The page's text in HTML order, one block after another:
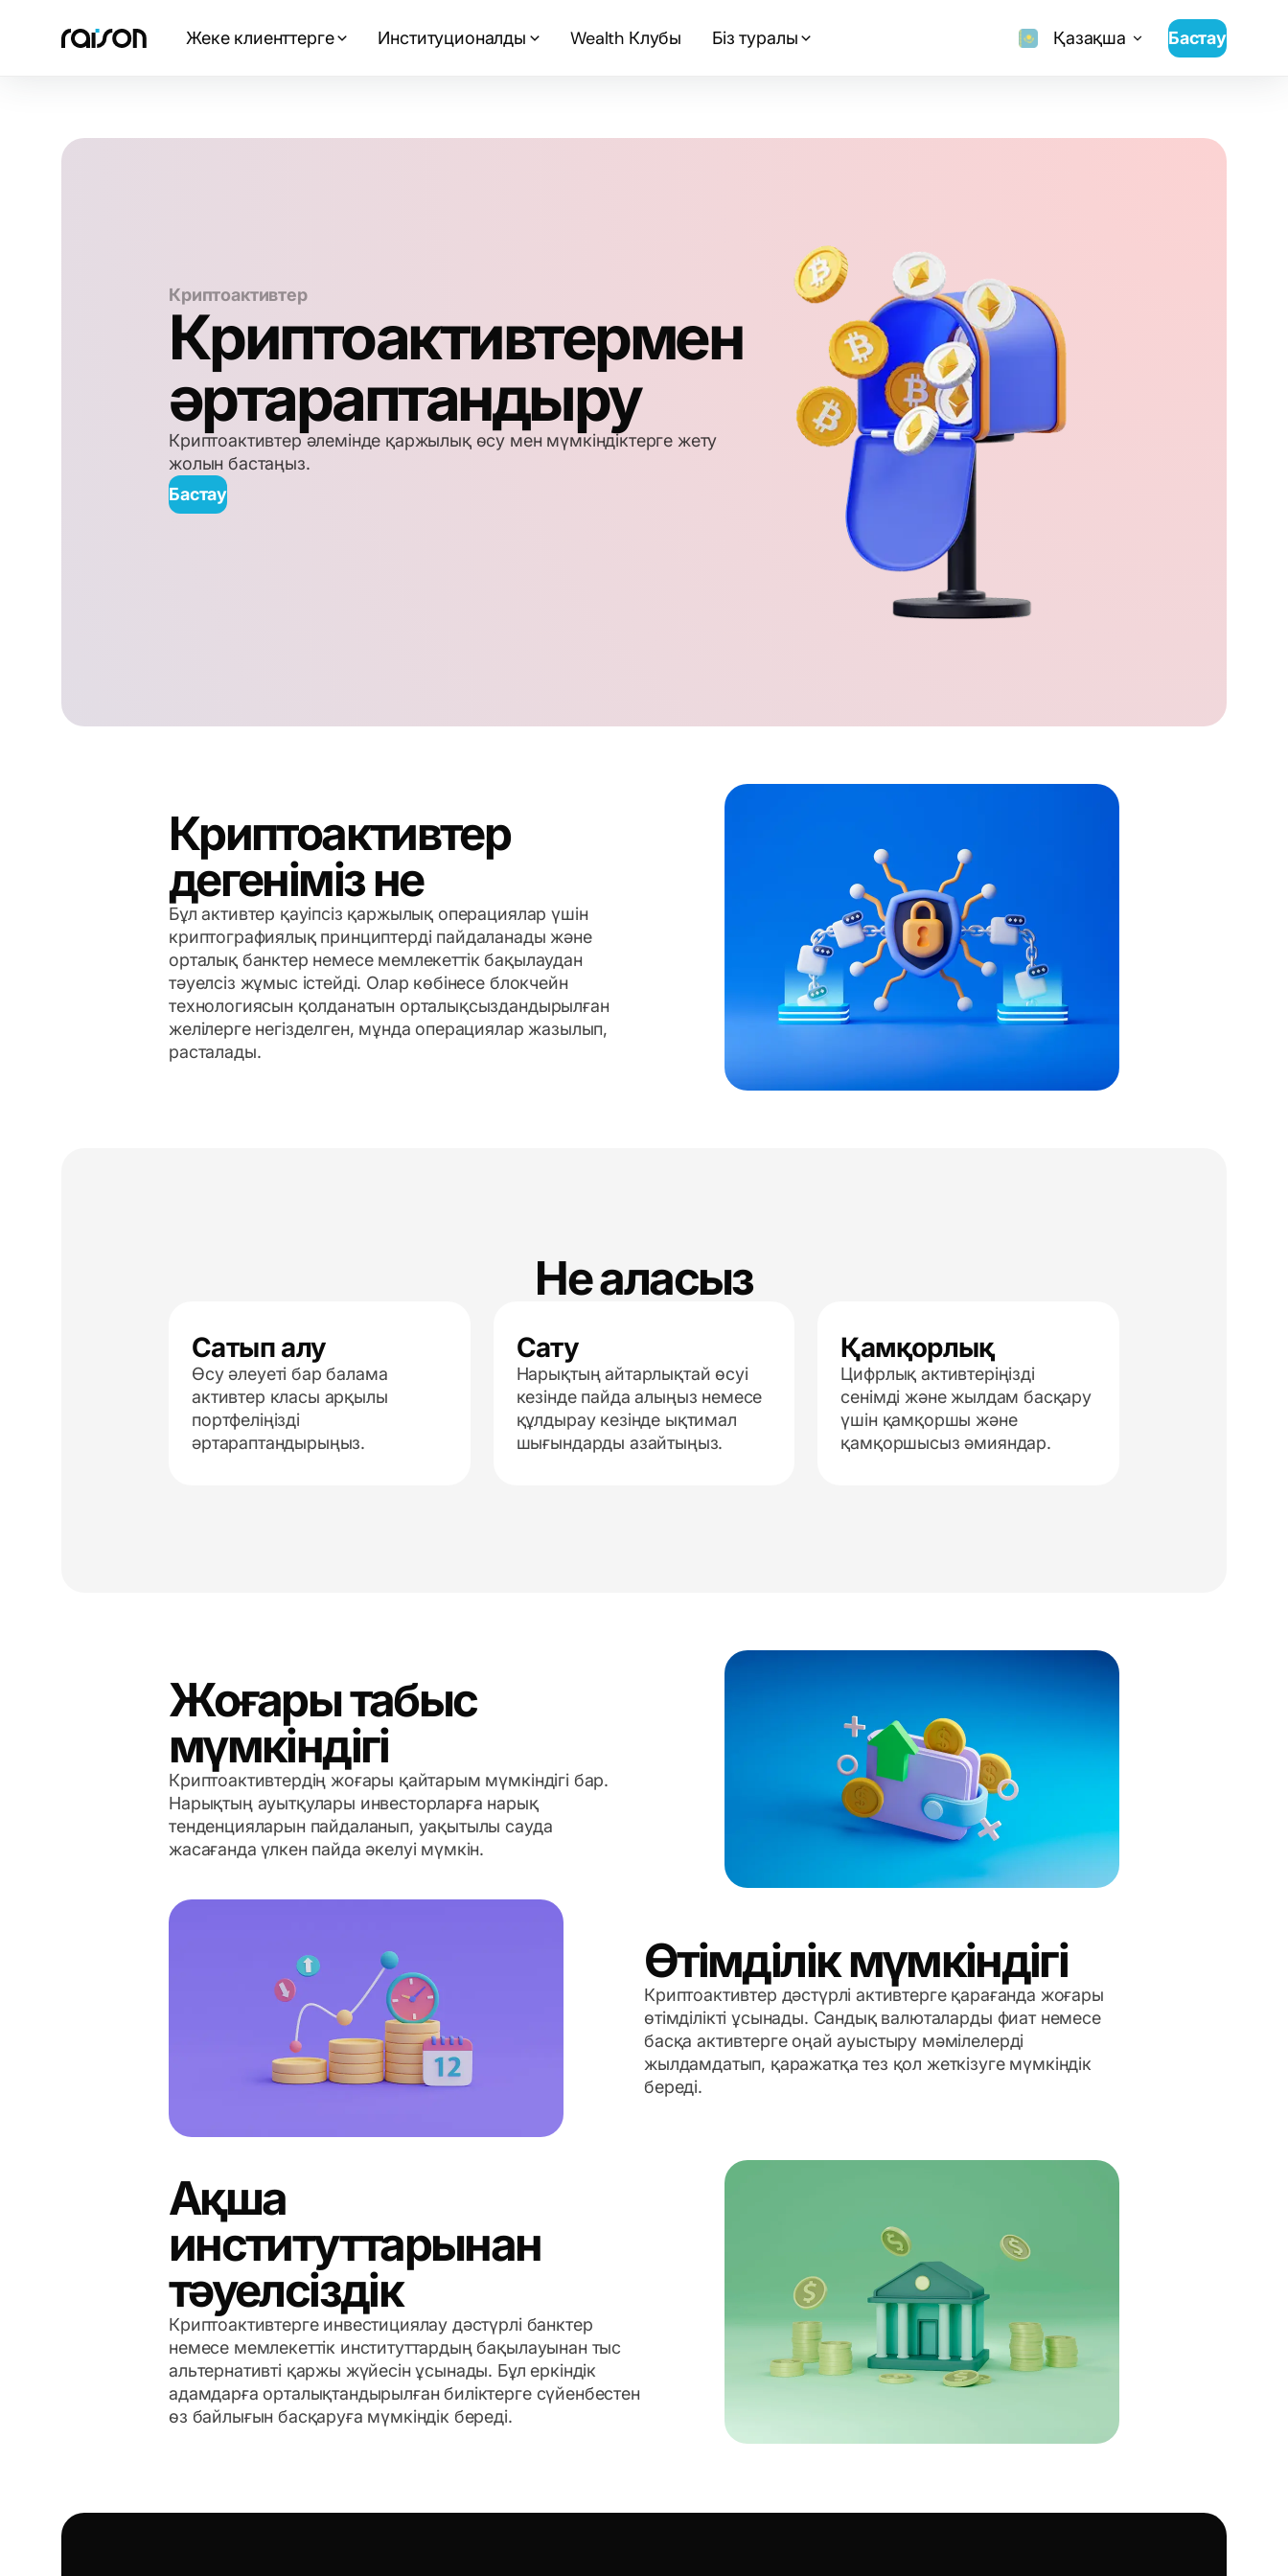
Жеке клиенттерге Институционалды Wealth Клубы Біз туралы Қазақша Бастау
Криптоактивтер
Криптоактивтермен
әртараптандыру
Криптоактивтер әлемінде қаржылық өсу мен мүмкіндіктерге жету
жолын бастаңыз.
Бастау
Криптоактивтер
дегеніміз не
Бұл активтер қауіпсіз қаржылық операциялар үшін
криптографиялық принциптерді пайдаланады және
орталық банктер немесе мемлекеттік бақылаудан
тәуелсіз жұмыс істейді. Олар көбінесе блокчейн
технологиясын қолданатын орталықсыздандырылған
желілерге негізделген, мұнда операциялар жазылып,
расталады.
Не аласыз
Сатып алу
Өсу әлеуеті бар балама
активтер класы арқылы
портфеліңізді
әртараптандырыңыз.
Сату
Нарықтың айтарлықтай өсуі
кезінде пайда алыңыз немесе
құлдырау кезінде ықтимал
шығындарды азайтыңыз.
Қамқорлық
Цифрлық активтеріңізді
сенімді және жылдам басқару
үшін қамқоршы және
қамқоршысыз әмияндар.
Жоғары табыс
мүмкіндігі
Криптоактивтердің жоғары қайтарым мүмкіндігі бар.
Нарықтың ауытқулары инвесторларға нарық
тенденцияларын пайдаланып, уақытылы сауда
жасағанда үлкен пайда әкелуі мүмкін.
Өтімділік мүмкіндігі
Криптоактивтер дәстүрлі активтерге қарағанда жоғары
өтімділікті ұсынады. Сандық валюталарды фиат немесе
басқа активтерге оңай ауыстыру мәмілелерді
жылдамдатып, қаражатқа тез қол жеткізуге мүмкіндік
береді.
Ақша
институттарынан
тәуелсіздік
Криптоактивтерге инвестициялау дәстүрлі банктер
немесе мемлекеттік институттардың бақылауынан тыс
альтернативті қаржы жүйесін ұсынады. Бұл еркіндік
адамдарға орталықтандырылған биліктерге сүйенбестен
өз байлығын басқаруға мүмкіндік береді.